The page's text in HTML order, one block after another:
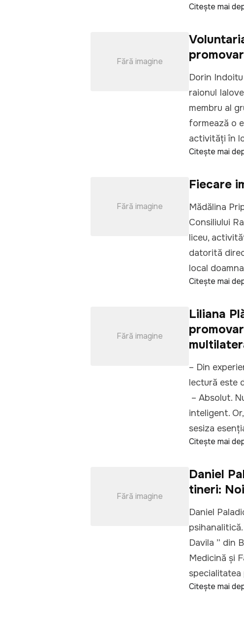
Citește mai
Fără imagine
Dorin
raionul
membru al
formează o
activități în
Citește mai
Fără imagine
Fiecare
Mădălina
Consiliului
liceu,
datorită
local
Citește mai
Fără imagine
Liliana
– Din
lectură este
– Absolut.
inteligent.
sesiza
Citește mai
Fără imagine
Daniel
tineri:
Daniel
Davila ” din
Medicină şi
Citește mai